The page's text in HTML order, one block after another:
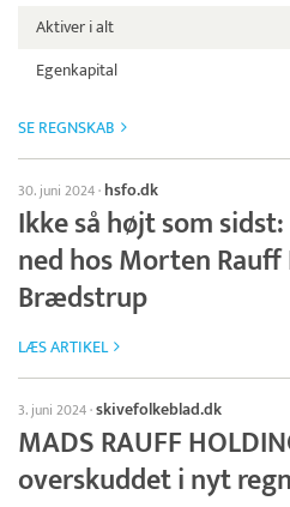
Aktiver i alt
Egenkapital
SE REGNSKAB
30. juni 2024· hsfo.dk
Ikke så højt som
ned hos Morten
Brædstrup
LÆS ARTIKEL
3. juni 2024·skivefolkeblad.dk
MADS RAUFF
overskuddet i nyt